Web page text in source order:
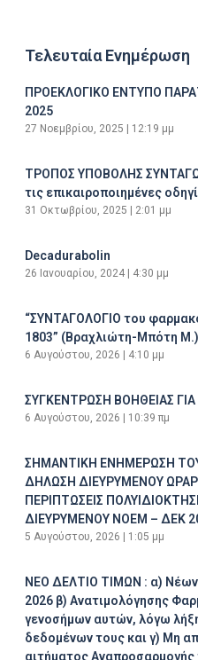
Τελευταία Ενημέρωση
ΠΡΟΕΚΛΟΓΙΚΟ ΕΝΤΥΠΟ
2025
27 Νοεμβρίου, 2025 12:19 μμ
ΤΡΟΠΟΣ ΥΠΟΒΟΛΗΣ
τις επικαιροποιημένες
31 Οκτωβρίου, 2025 2:01 μμ
Decadurabolin
26 Ιανουαρίου, 2024 4:30 μμ
“ΣΥΝΤΑΓΟΛΟΓΙΟ του
1803” (Βραχλιώτη-Μπότη Μ.)
6 Αυγούστου, 2026 4:10 μμ
ΣΥΓΚΕΝΤΡΩΣΗ ΒΟΗΘΕΙΑΣ
6 Αυγούστου, 2026 10:39 πμ
ΣΗΜΑΝΤΙΚΗ ΕΝΗΜΕΡΩΣΗ
ΔΗΛΩΣΗ ΔΙΕΥΡΥΜΕΝΟΥ
ΠΕΡΙΠΤΩΣΕΙΣ
ΔΙΕΥΡΥΜΕΝΟΥ ΝΟΕΜ – ΔΕΚ
5 Αυγούστου, 2026 1:05 μμ
ΝΕΟ ΔΕΛΤΙΟ ΤΙΜΩΝ : α)
2026 β) Ανατιμολόγησης
γενοσήμων αυτών, λόγω
δεδομένων τους και γ) Μη
αιτήματος Αναπροσαρμογής